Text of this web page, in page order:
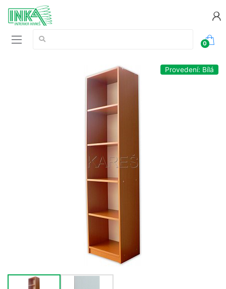
Vyhledávání:
0
Provedení: Bílá